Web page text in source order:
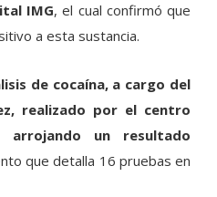
IMG, el cual confirmó que
a esta sustancia.
de cocaína, a cargo del
realizado por el centro
arrojando un resultado
que detalla 16 pruebas en